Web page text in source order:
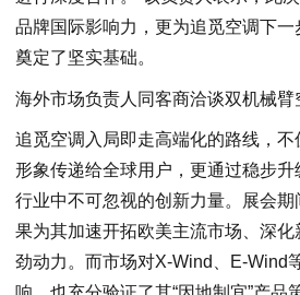
品牌国际影响力，更为追觅空调下
奠定了坚实基础。
海外市场负责人同客商洽谈双机械臂
追觅空调入局即走高端化的路线，
形象传递给全球用户，更通过稳步
行业中不可忽视的创新力量。展会
果为其加速开拓欧美主流市场、深
劲动力。而市场对X-Wind、E-Wind